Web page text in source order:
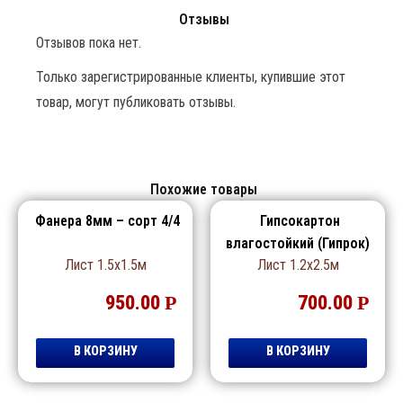
Похожие товары
Фанера 8мм – сорт 4/4
Лист 1.5х1.5м
950.00 Р
В КОРЗИНУ
Гипсокартон
влагостойкий (Гипрок)
12мм
Лист 1.2х2.5м
700.00 Р
В КОРЗИНУ
Отзывы
Отзывов пока нет.
Только зарегистрированные клиенты, купившие этот
товар, могут публиковать отзывы.